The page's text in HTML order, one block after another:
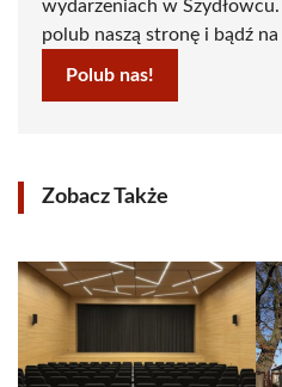
wydarzeniach w
polub naszą stronę i bądź na
Polub nas!
Zobacz Także